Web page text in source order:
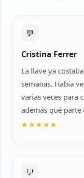
💬
Cristina Ferrer
La llave ya
semanas. Había
varias veces para
además qué parte
★★★★★
💬